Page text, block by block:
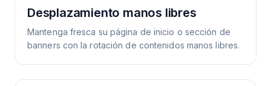
Desplazamiento manos libres
Mantenga fresca su página de inicio o sección de
banners con la rotación de contenidos manos libres.